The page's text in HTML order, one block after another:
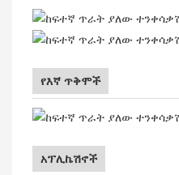
የእኛ ጥቅሞች
አፕሊኬሽኖች